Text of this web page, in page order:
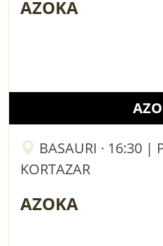
AZOKA
BASAURI · 16:30 |
KORTAZAR
AZOKA